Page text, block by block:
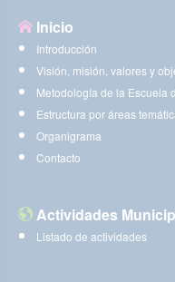
Inicio
Introducción
Visión, misión, valores y
Metodología de la Escuela
Estructura por áreas
Organigrama
Contacto
Actividades
Listado de actividades